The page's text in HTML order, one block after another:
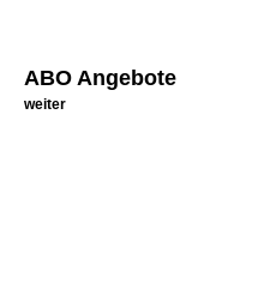
ABO Angebote
weiter